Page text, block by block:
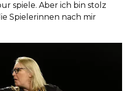
spiele. Aber ich bin stolz
Spielerinnen nach mir